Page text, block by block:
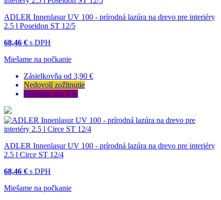
ADLER Innenlasur UV 100 - prírodná lazúra na drevo pre interiéry
2.5 l Poseidon ST 12/5
68,46 € s DPH
Miešame na počkanie
Zásielkovňa od 3,90 €
Nedovolí zožltnutie
Miešame pre Vás
ADLER Innenlasur UV 100 - prírodná lazúra na drevo pre interiéry
2.5 l Circe ST 12/4
68,46 € s DPH
Miešame na počkanie